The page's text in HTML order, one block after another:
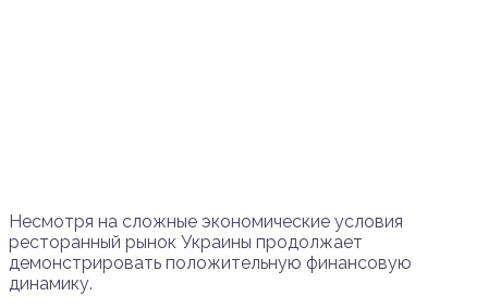
Несмотря на сложные экономические условия
ресторанный рынок Украины продолжает
демонстрировать положительную финансовую
динамику.